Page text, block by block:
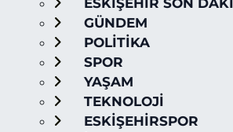
ESKİŞEHİR SON
GÜNDEM
POLİTİKA
SPOR
YAŞAM
TEKNOLOJİ
ESKİŞEHİRSPOR